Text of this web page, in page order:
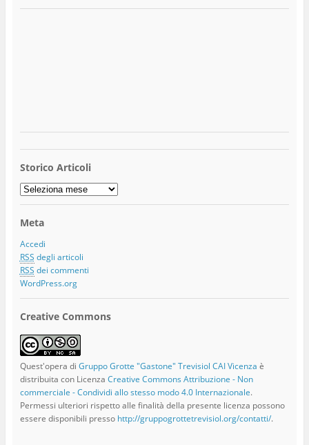
Storico Articoli
Storico
Articoli
Meta
Accedi
RSS degli articoli
RSS dei commenti
WordPress.org
Creative Commons
Quest'opera di Gruppo Grotte "Gastone" Trevisiol CAI Vicenza è
distribuita con Licenza Creative Commons Attribuzione - Non
commerciale - Condividi allo stesso modo 4.0 Internazionale.
Permessi ulteriori rispetto alle finalità della presente licenza possono
essere disponibili presso http://gruppogrottetrevisiol.org/contatti/.